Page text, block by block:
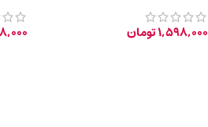
1,598,000تومان